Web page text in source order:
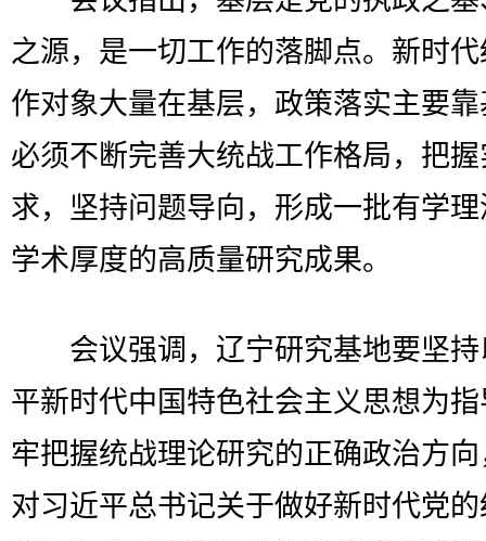
之源，是一切工作的落脚点。新时
作对象大量在基层，政策落实主要
必须不断完善大统战工作格局，把
求，坚持问题导向，形成一批有学
学术厚度的高质量研究成果。
会议强调，辽宁研究基地要坚持
平新时代中国特色社会主义思想为
牢把握统战理论研究的正确政治方
对习近平总书记关于做好新时代党